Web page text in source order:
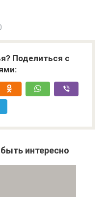
Поделиться с
интересно